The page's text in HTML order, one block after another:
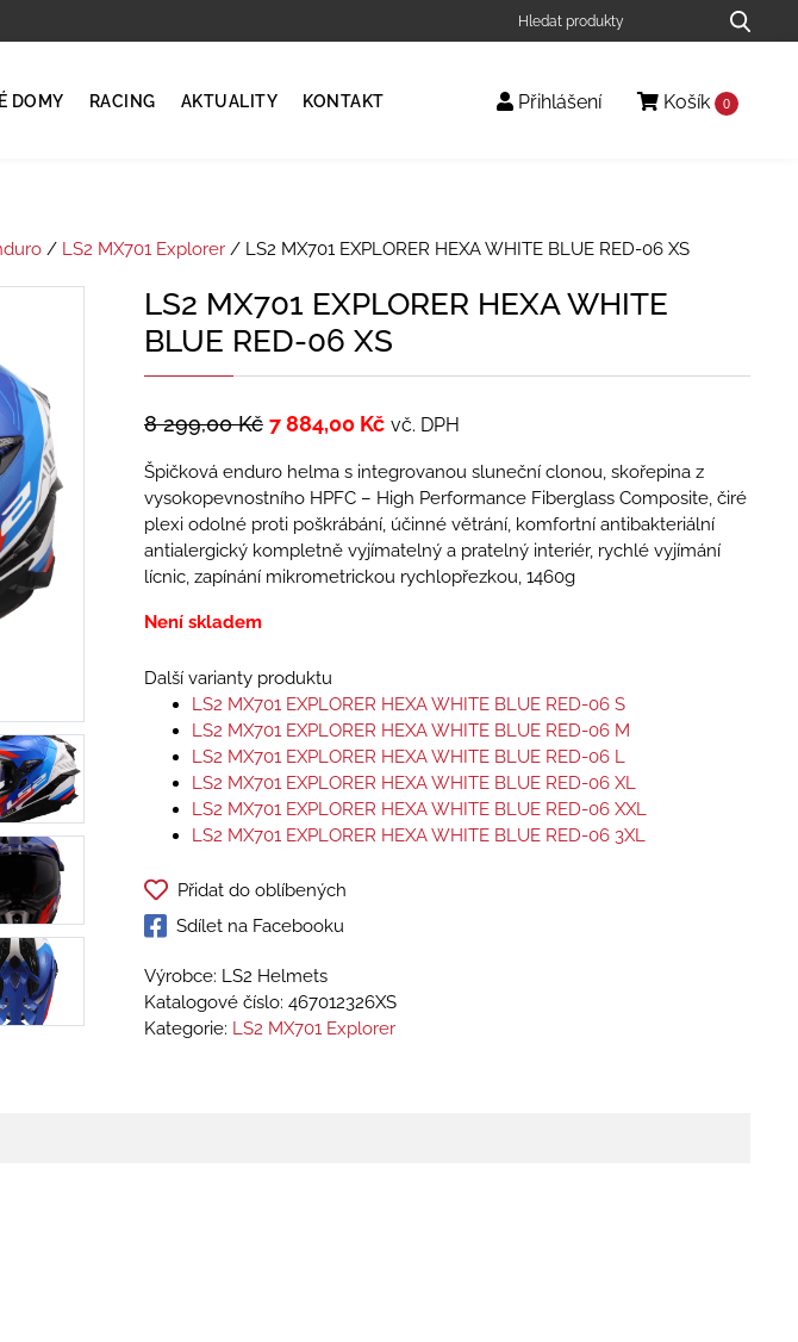
DOMY RACING AKTUALITY KONTAKT Přihlášení Košík 0
/ LS2 MX701 Explorer/ LS2 MX701 EXPLORER HEXA WHITE BLUE RED-06 XS
LS2 MX701 EXPLORER HEXA WHITE
BLUE RED-06 XS
8 299,00Kč 7 884,00 Kč vč. DPH
Špičková enduro helma s integrovanou sluneční clonou, skořepina z
vysokopevnostního HPFC – High Performance Fiberglass Composite, čiré
plexi odolné proti poškrábání, účinné větrání, komfortní antibakteriální
antialergický kompletně vyjímatelný a pratelný interiér, rychlé vyjímání
lícnic, zapínání mikrometrickou rychlopřezkou, 1460g
Není skladem
Další varianty produktu
LS2 MX701 EXPLORER HEXA WHITE BLUE RED-06 S
LS2 MX701 EXPLORER HEXA WHITE BLUE RED-06 M
LS2 MX701 EXPLORER HEXA WHITE BLUE RED-06 L
LS2 MX701 EXPLORER HEXA WHITE BLUE RED-06 XL
LS2 MX701 EXPLORER HEXA WHITE BLUE RED-06 XXL
LS2 MX701 EXPLORER HEXA WHITE BLUE RED-06 3XL
Přidat do oblíbených
Sdílet na Facebooku
Výrobce: LS2 Helmets
Katalogové číslo: 467012326XS
Kategorie: LS2 MX701 Explorer